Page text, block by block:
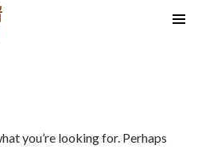
you’re looking for. Perhaps